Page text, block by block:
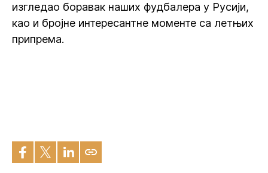
изгледао боравак наших фудбалера у Русији,
као и бројне интересантне моменте са летњих
припрема.